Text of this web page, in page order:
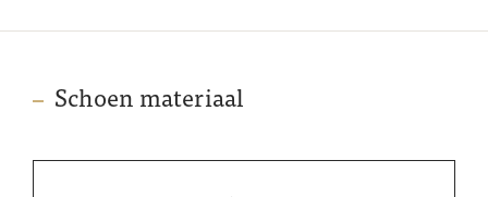
Schoen materiaal